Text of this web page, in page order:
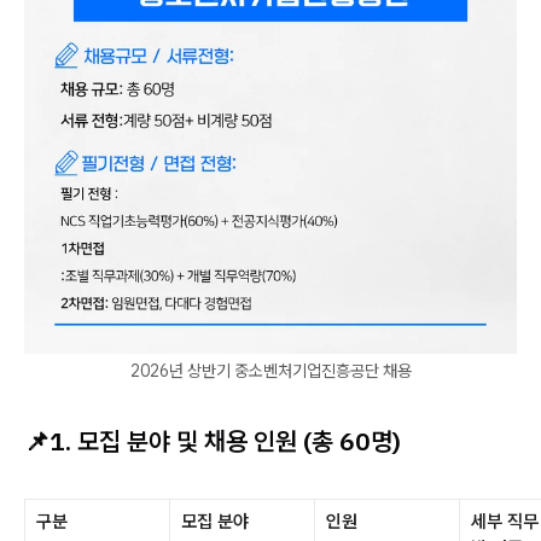
2026년 상반기 중소벤처기업진흥공단 채용
📌1. 모집 분야 및 채용 인원 (총 60명)
구분 모집 분야 인원
세부 직